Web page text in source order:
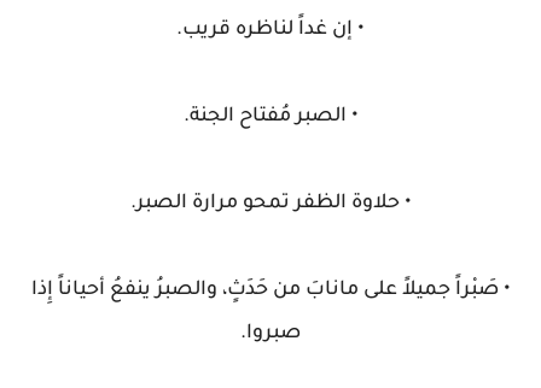
• إن غداً لناظره قريب.
• الصبر مُفتاح الجنة.
• حلاوة الظفر تمحو مرارة الصبر.
• صَبْراً جميلاً على مانابَ من حَدَثٍ، والصبرُ ينفعُ أحياناً إِذا
صبروا.